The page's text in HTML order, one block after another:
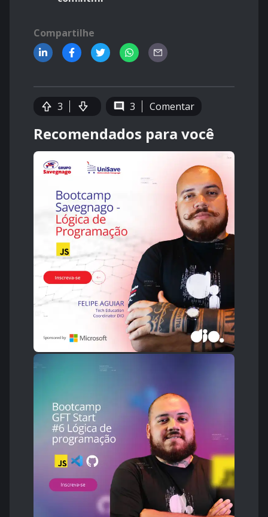
Compartilhe
3 3 Comentar
Recomendados para você